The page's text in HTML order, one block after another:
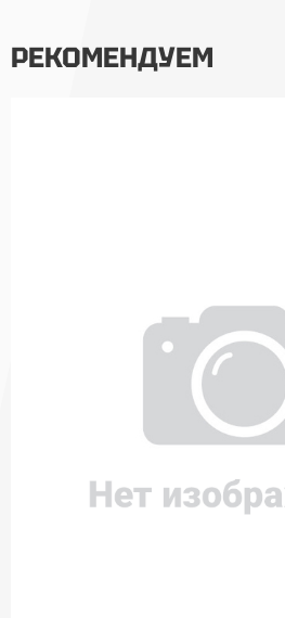
РЕКОМЕНДУЕМ